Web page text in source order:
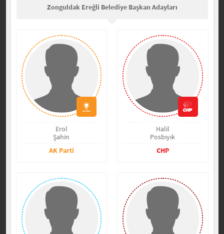
Zonguldak Ereğli Belediye Başkan Adayları
Erol
Şahin
AK Parti
Halil
Posbıyık
CHP